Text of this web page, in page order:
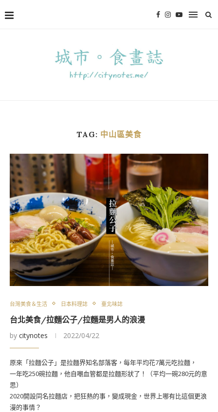
TAG: 中山區美食
台灣美食＆生活 日本料理誌 臺北味誌
台北美食/拉麵公子/拉麵是男人的浪漫
by citynotes 2022/04/22
原來「拉麵公子」是拉麵界知名部落客，每年平均花7萬元吃拉麵，
一年吃250碗拉麵，他自嘲血管都是拉麵形狀了！（平均一碗280元的意
思）
2020開設同名拉麵店，把狂熱的事，變成現金，世界上哪有比這個更浪
漫的事情？